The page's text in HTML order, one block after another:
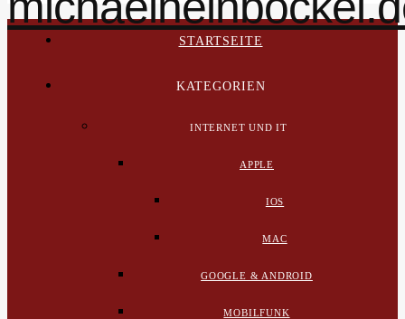
STARTSEITE
KATEGORIEN
INTERNET UND IT
APPLE
IOS
MAC
GOOGLE & ANDROID
MOBILFUNK